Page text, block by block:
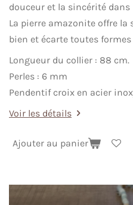
douceur et la sincérité dans
La pierre amazonite offre la
bien et écarte toutes formes
Longueur du collier : 88 cm.
Perles : 6 mm
Pendentif croix en acier
Voir les détails
Ajouter au panier